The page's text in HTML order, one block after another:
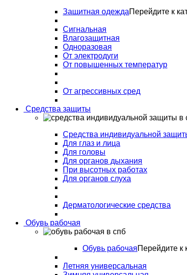
Защитная одеждаПерейдите к
Сигнальная
Влагозащитная
Одноразовая
От электродуги
От повышенных температур
От агрессивных сред
Средства защиты
Средства индивидуальной
Для глаз и лица
Для головы
Для органов дыхания
При высотных работах
Для органов слуха
Дерматологические средства
Обувь рабочая
Обувь рабочаяПерейдите к
Летняя универсальная